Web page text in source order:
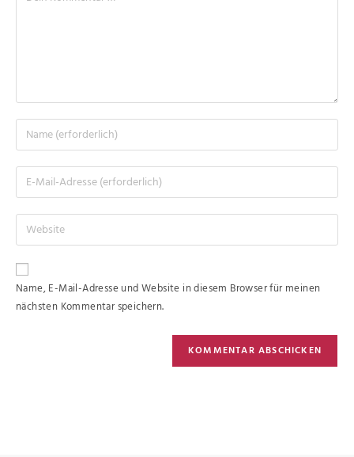
Name, E-Mail-Adresse und Website in diesem Browser für meinen
nächsten Kommentar speichern.